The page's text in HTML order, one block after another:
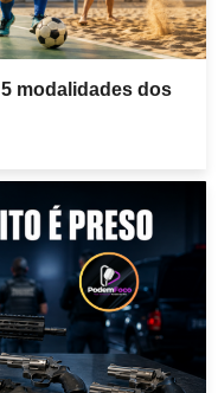
modalidades dos